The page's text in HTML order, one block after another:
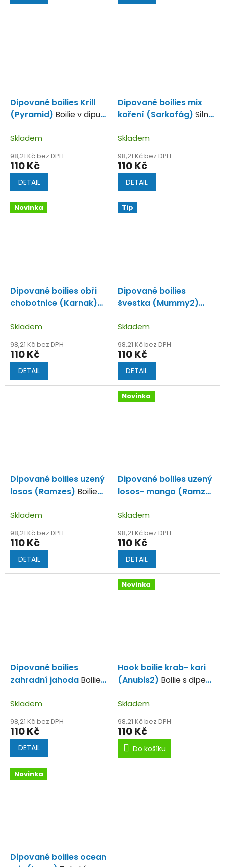
Dipované boilies Krill
(Pyramid) Boilie v dipu s
moučky.
Skladem
98,21 Kč bez DPH
110 Kč
DETAIL
Dipované boilies mix
koření (Sarkofág) Silně
Skladem
98,21 Kč bez DPH
110 Kč
DETAIL
Novinka
Dipované boilies obři
chobotnice (Karnak)
výluhu chobotnic s
nádechem olihně.
Skladem
98,21 Kč bez DPH
110 Kč
DETAIL
Tip
Dipované boilies
švestka (Mummy2)
švestky, chobotnice a
olihně.
Skladem
98,21 Kč bez DPH
110 Kč
DETAIL
Dipované boilies uzený
losos (Ramzes) Boilie
Skladem
98,21 Kč bez DPH
110 Kč
DETAIL
Novinka
Dipované boilies uzený
losos- mango (Ramzes
kvalitních surovin.
Skladem
98,21 Kč bez DPH
110 Kč
DETAIL
Dipované boilies
zahradní jahoda Boilie v
jahodách.
Skladem
98,21 Kč bez DPH
110 Kč
DETAIL
Novinka
Hook boilie krab- kari
(Anubis2) Boilie s dipem
Skladem
98,21 Kč bez DPH
110 Kč
Do košíku
Novinka
Dipované boilies ocean